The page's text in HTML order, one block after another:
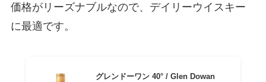
価格がリーズナブルなので、デイリーウイスキー
に最適です。
グレンドーワン 40° / Glen Dowan